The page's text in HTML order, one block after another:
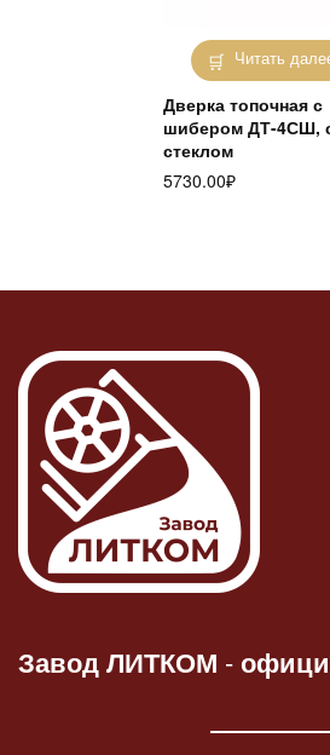
Читать
Дверка топочная с
шибером ДТ-4СШ,
стеклом
5730.00₽
Завод ЛИТКОМ -